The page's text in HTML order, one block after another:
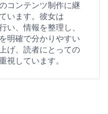
コンテンツ制作に継
います。彼女は
い、情報を整理し、
明確で分かりやすい
げ、読者にとっての
視しています。